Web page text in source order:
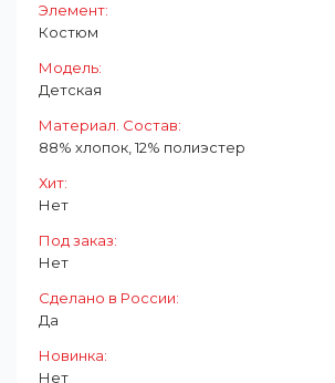
Элемент:
Костюм
Модель:
Детская
Материал. Состав:
88% хлопок, 12% полиэстер
Хит:
Нет
Под заказ:
Нет
Cделано в России:
Да
Новинка:
Нет